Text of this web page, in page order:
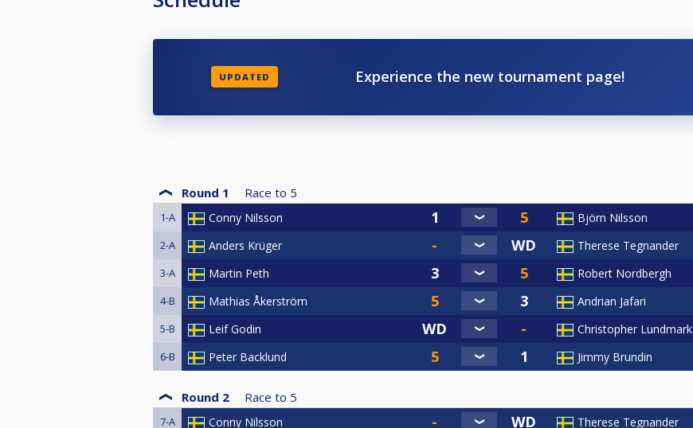
UPDATED Experience the new tournament page!
Round 1 Race to 5
1-A Conny Nilsson Björn Nilsson
2-A Anders Krüger Therese Tegnander
3-A Martin Peth Robert Nordbergh
4-B Mathias Åkerström Andrian Jafari
5-B Leif Godin Christopher Lundmark
6-B Peter Backlund Jimmy Brundin
Round 2 Race to 5
7-A Conny Nilsson Therese Tegnander